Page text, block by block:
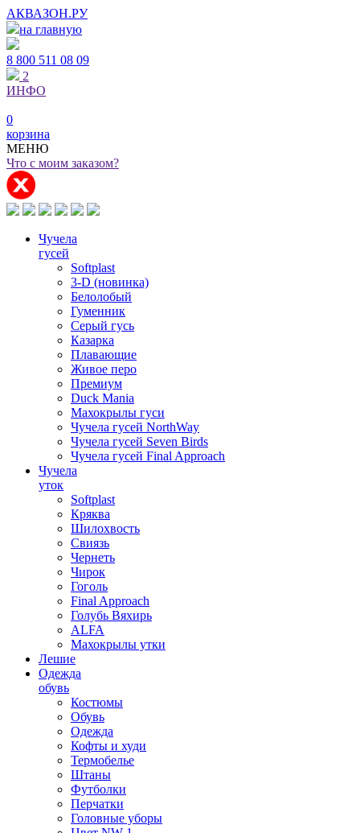
АКВАЗОН.РУ
на главную
8 800 511 08 09
2
ИНФО
0
корзина
МЕНЮ
Что с моим заказом?
Чучела
гусей
Softplast
3-D (новинка)
Белолобый
Гуменник
Серый гусь
Казарка
Плавающие
Живое перо
Премиум
Duck Mania
Махокрылы гуси
Чучела гусей NorthWay
Чучела гусей Seven Birds
Чучела гусей Final Approach
Чучела
уток
Softplast
Кряква
Шилохвость
Свиязь
Чернеть
Чирок
Гоголь
Final Approach
Голубь Вяхирь
ALFA
Махокрылы утки
Лешие
Одежда
обувь
Костюмы
Обувь
Одежда
Кофты и худи
Термобелье
Штаны
Футболки
Перчатки
Головные уборы